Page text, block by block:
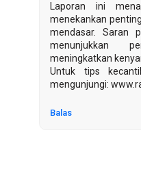
Laporan ini
menekankan
mendasar. Saran
menunjukkan
meningkatkan
Untuk tips
mengunjungi:
Balas